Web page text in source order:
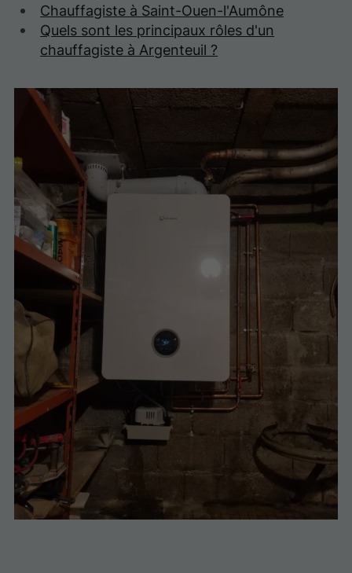
Chauffagiste à Saint-Ouen-l'Aumône
Quels sont les principaux rôles d'un
chauffagiste à Argenteuil ?